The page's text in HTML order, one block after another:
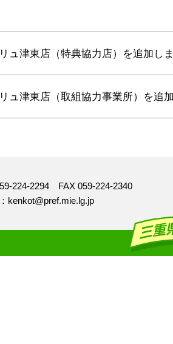
ュ津東店（特典協力店） を追加し
ュ津東店（取組協力事業所） を追
224-2294
FAX 059-224-2340
kenkot@pref.mie.lg.jp